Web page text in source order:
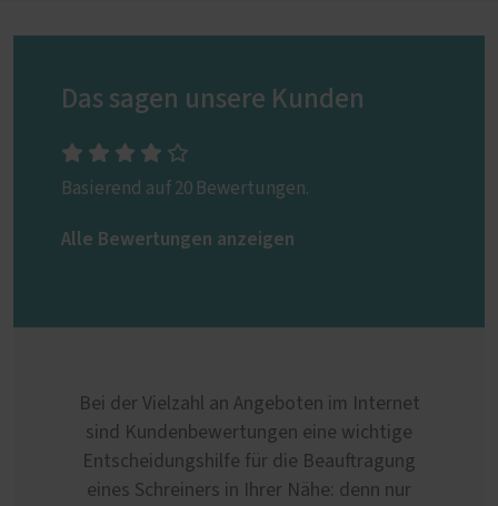
Das sagen unsere Kunden
Basierend auf 20 Bewertungen.
Alle Bewertungen anzeigen
Bei der Vielzahl an Angeboten im Internet
sind Kundenbewertungen eine wichtige
Entscheidungshilfe für die Beauftragung
eines Schreiners in Ihrer Nähe: denn nur